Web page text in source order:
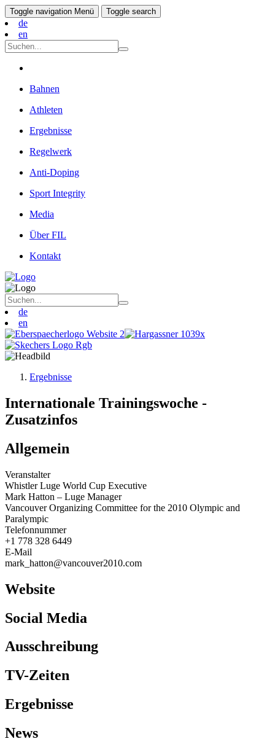
Toggle navigation Menü Toggle search
de
en
Bahnen
Athleten
Ergebnisse
Regelwerk
Anti-Doping
Sport Integrity
Media
Über FIL
Kontakt
de
en
Ergebnisse
Internationale Trainingswoche -
Zusatzinfos
Allgemein
Veranstalter
Whistler Luge World Cup Executive
Mark Hatton – Luge Manager
Vancouver Organizing Committee for the 2010 Olympic and
Paralympic
Telefonnummer
+1 778 328 6449
E-Mail
mark_hatton@vancouver2010.com
Website
Social Media
Ausschreibung
TV-Zeiten
Ergebnisse
News